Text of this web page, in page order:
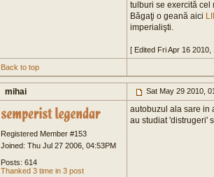
tulburi se exercită cel
Băgaţi o geană aici
imperialişti.
[ Edited Fri Apr 16 2010,
Back to top
mihai Sat May 29 2010,
Registered Member #153
Joined: Thu Jul 27 2006, 04:53PM
Posts: 614
Thanked 3 time in 3 post
autobuzul ala sare in
au studiat 'distrugeri'